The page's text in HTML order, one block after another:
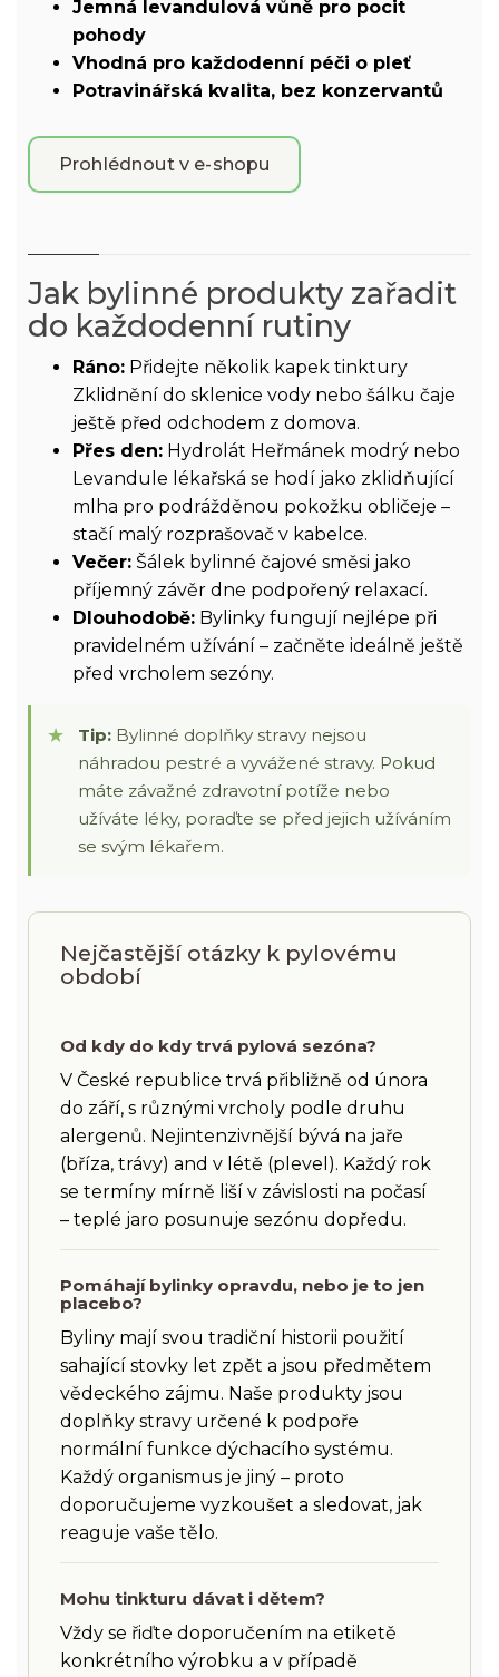
Jemná levandulová vůně pro pocit
pohody
Vhodná pro každodenní péči o pleť
Potravinářská kvalita, bez konzervantů
Prohlédnout v e-shopu
Jak bylinné produkty zařadit
do každodenní rutiny
Ráno: Přidejte několik kapek tinktury
Zklidnění do sklenice vody nebo šálku čaje
ještě před odchodem z domova.
Přes den: Hydrolát Heřmánek modrý nebo
Levandule lékařská se hodí jako zklidňující
mlha pro podrážděnou pokožku obličeje –
stačí malý rozprašovač v kabelce.
Večer: Šálek bylinné čajové směsi jako
příjemný závěr dne podpořený relaxací.
Dlouhodobě: Bylinky fungují nejlépe při
pravidelném užívání – začněte ideálně ještě
před vrcholem sezóny.
Tip: Bylinné doplňky stravy nejsou
náhradou pestré a vyvážené stravy. Pokud
máte závažné zdravotní potíže nebo
užíváte léky, poraďte se před jejich užíváním
se svým lékařem.
Nejčastější otázky k pylovému
období
Od kdy do kdy trvá pylová sezóna?
V České republice trvá přibližně od února
do září, s různými vrcholy podle druhu
alergenů. Nejintenzivnější bývá na jaře
(bříza, trávy) and v létě (plevel). Každý rok
se termíny mírně liší v závislosti na počasí
– teplé jaro posunuje sezónu dopředu.
Pomáhají bylinky opravdu, nebo je to jen
placebo?
Byliny mají svou tradiční historii použití
sahající stovky let zpět a jsou předmětem
vědeckého zájmu. Naše produkty jsou
doplňky stravy určené k podpoře
normální funkce dýchacího systému.
Každý organismus je jiný – proto
doporučujeme vyzkoušet a sledovat, jak
reaguje vaše tělo.
Mohu tinkturu dávat i dětem?
Vždy se řiďte doporučením na etiketě
konkrétního výrobku a v případě